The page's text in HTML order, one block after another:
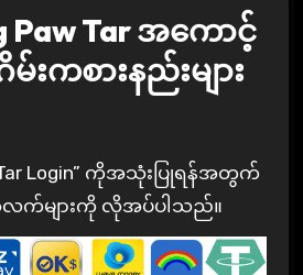
Paw Tar အကောင့်
းကစားနည်းများ
က်များကို လိုအပ်ပါသည်။